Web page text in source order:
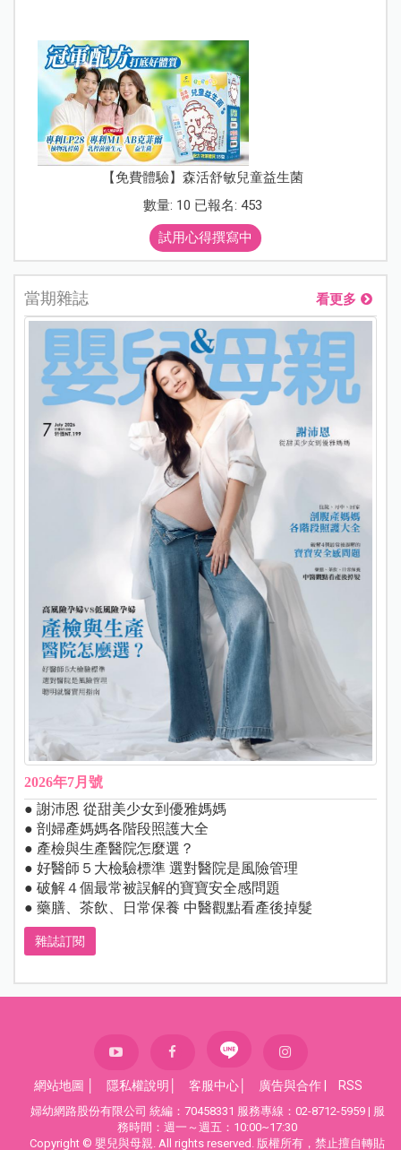
【免費體驗】森活舒敏兒童益生菌
數量: 10 已報名: 453
試用心得撰寫中
當期雜誌 看更多
2026年7月號
● 謝沛恩 從甜美少女到優雅媽媽
● 剖婦產媽媽各階段照護大全
● 產檢與生產醫院怎麼選？
● 好醫師５大檢驗標準 選對醫院是風險管理
● 破解４個最常被誤解的寶寶安全感問題
● 藥膳、茶飲、日常保養 中醫觀點看產後掉髮
雜誌訂閱
網站地圖 隱私權說明 客服中心 廣告與合作 RSS
婦幼網路股份有限公司 統編：70458331 服務專線：02-8712-5959 | 服
務時間：週一～週五：10:00~17:30
Copyright © 嬰兒與母親. All rights reserved. 版權所有，禁止擅自轉貼